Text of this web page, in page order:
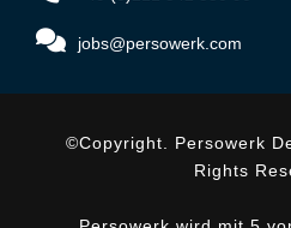
jobs@persowerk.com
©Copyright. Persowerk
Rights